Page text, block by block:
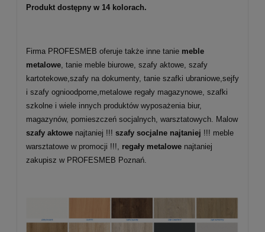
Produkt dostępny w 14 kolorach.
Firma PROFESMEB oferuje także inne tanie meble
metalowe , tanie meble biurowe, szafy aktowe, szafy
kartotekowe,szafy na dokumenty, tanie szafki ubraniowe,sejfy
i szafy ognioodporne,metalowe regały magazynowe, szafki
szkolne i wiele innych produktów wyposażenia biur,
magazynów, pomieszczeń socjalnych, warsztatowych. Malow
szafy aktowe najtaniej !!! szafy socjalne najtaniej !!! meble
warsztatowe w promocji !!!, regały metalowe najtaniej
zakupisz w PROFESMEB Poznań.